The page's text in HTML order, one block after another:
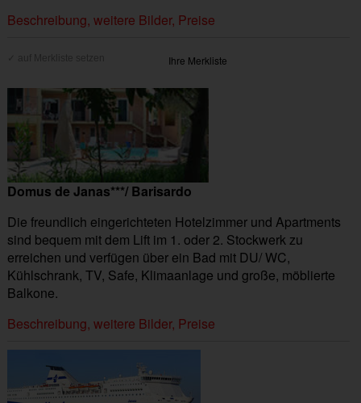
Beschreibung, weitere Bilder, Preise
Ihre Merkliste
Domus de Janas***/ Barisardo
Die freundlich eingerichteten Hotelzimmer und Apartments
sind bequem mit dem Lift im 1. oder 2. Stockwerk zu
erreichen und verfügen über ein Bad mit DU/ WC,
Kühlschrank, TV, Safe, Klimaanlage und große, möblierte
Balkone.
Beschreibung, weitere Bilder, Preise